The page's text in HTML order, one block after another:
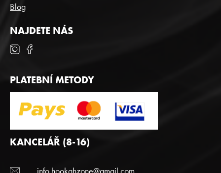
Blog
NAJDETE NÁS
PLATEBNÍ METODY
KANCELÁŘ (8-16)